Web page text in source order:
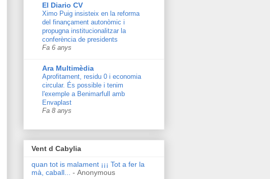
El Diario CV
Ximo Puig insisteix en la reforma
del finançament autonòmic i
propugna institucionalitzar la
conferència de presidents
Fa 6 anys
Ara Multimèdia
Aprofitament, residu 0 i economia
circular. És possible i tenim
l'exemple a Benimarfull amb
Envaplast
Fa 8 anys
Vent d Cabylia
quan tot is malament ¡¡¡ Tot a fer la
mà, caball...
- Anonymous